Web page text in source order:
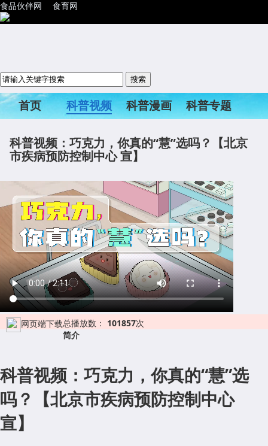
食品伙伴网 食育网
首页 科普视频 科普漫画
科普专题
科普视频：巧克力，你真的“慧”选吗？【北京
市疾病预防控制中心 宣】
网页端下载总播放数： 101857次
简介
科普视频：巧克力，你真的“慧”选
吗？【北京市疾病预防控制中心
宣】